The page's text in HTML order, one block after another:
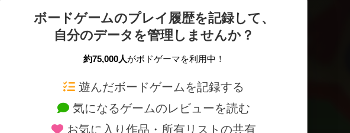
ボードゲームのプレイ履歴を記録して、
自分のデータを管理しませんか？
約75,000人がボドゲーマを利用中！
遊んだボードゲームを記録する
気になるゲームのレビューを読む
お気に入り作品・所有リストの共有
ボードゲームを検索する 新作・再入荷情報